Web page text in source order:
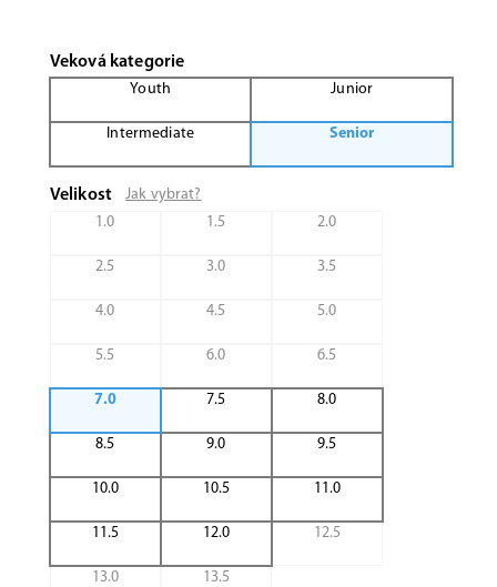
Veková kategorie
Youth Junior
Intermediate Senior
Velikost
Jak vybrat?
1.0
1.5 2.0
2.5 3.0 3.5
4.0 4.5 5.0
5.5 6.0 6.5
7.0 7.5 8.0
8.5 9.0 9.5
10.0 10.5 11.0
11.5 12.0 12.5
13.0 13.5